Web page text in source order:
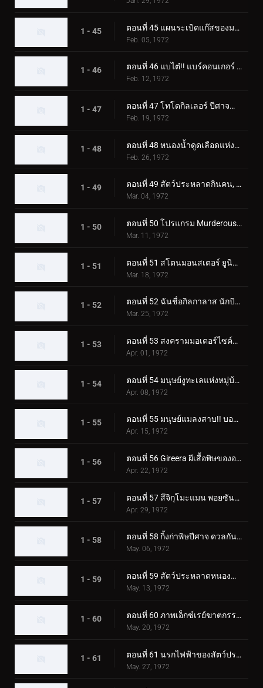
1 - 45 ตอนที่ 45 แผนระเบิดแก๊สของมอนสเตอร์ Namewhale
Feb. 05, 1972
1 - 46 ตอนที่ 46 แบไต๋!! แบร์คอนเกอร์ สัตว์ประหลาดแห่งภูเขาหิมะ
Feb. 12, 1972
1 - 47 ตอนที่ 47 โทโดกิลเลอร์ ปีศาจน้ำแข็งผู้เรียกความตาย
Feb. 19, 1972
1 - 48 ตอนที่ 48 หนองน้ำดูดเลือดแห่งฮิรูเกอริลลา
Feb. 26, 1972
1 - 49 ตอนที่ 49 สัตว์ประหลาดกินคน, อิโซจินแช็ค
Mar. 04, 1972
1 - 50 ตอนที่ 50 โปรแกรม Murderous Aurora ของ Monster Kamestone
Mar. 11, 1972
1 - 51 ตอนที่ 51 สโตนมอนสเตอร์ ยูนิคอร์นอส ปะทะ ดับเบิ้ลไรเดอร์คิก
Mar. 18, 1972
1 - 52 ตอนที่ 52 ฉันชื่อกิลกาลาส นักบินอวกาศลึกลับ
Mar. 25, 1972
1 - 53 ตอนที่ 53 สงครามมอเตอร์ไซค์พร้อมตายของ Monster Jaguarman
Apr. 01, 1972
1 - 54 ตอนที่ 54 มนุษย์งูทะเลแห่งหมู่บ้านผี
Apr. 08, 1972
1 - 55 ตอนที่ 55 มนุษย์แมลงสาบ!! บอลลูนโฆษณาแบคทีเรียที่น่าสะพรึงกลัว
Apr. 15, 1972
1 - 56 ตอนที่ 56 Gireera ผีเสื้อพิษของอเมซอน
Apr. 22, 1972
1 - 57 ตอนที่ 57 สึจิกุโมะแมน พอยซันมอนโดะ
Apr. 29, 1972
1 - 58 ตอนที่ 58 กิ้งก่าพิษปีศาจ ดวลกันใน Fear Valley!!
May. 06, 1972
1 - 59 ตอนที่ 59 สัตว์ประหลาดหนองน้ำไร้ก้นบึ้ง มนุษย์ไส้เดือน!
May. 13, 1972
1 - 60 ตอนที่ 60 ภาพเอ็กซ์เรย์ฆาตกรรมของมนุษย์นกฮูกลึกลับ
May. 20, 1972
1 - 61 ตอนที่ 61 นรกไฟฟ้าของสัตว์ประหลาด Catfishgiller
May. 27, 1972